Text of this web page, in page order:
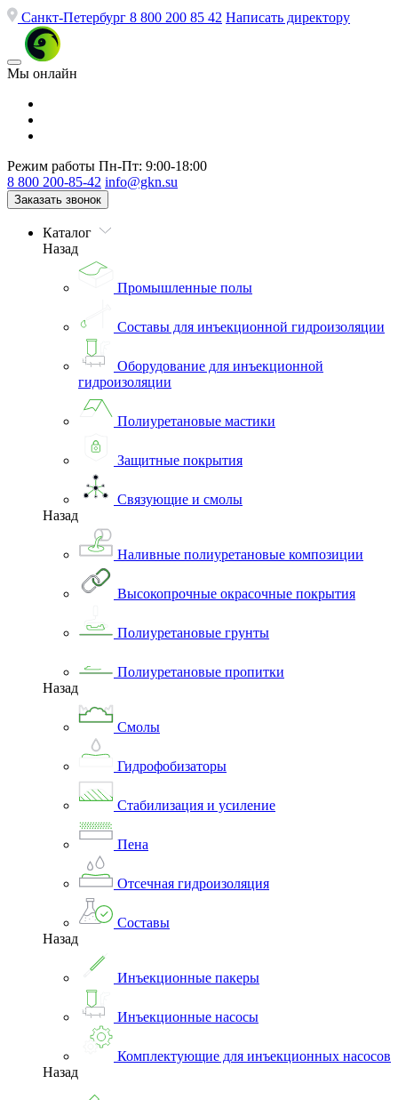
Санкт-Петербург 8 800 200 85 42 Написать директору
Мы онлайн
Режим работы Пн-Пт: 9:00-18:00
8 800 200-85-42 info@gkn.su
Заказать звонок
Каталог
Назад
Промышленные полы
Составы для инъекционной гидроизоляции
Оборудование для инъекционной
гидроизоляции
Полиуретановые мастики
Защитные покрытия
Связующие и смолы
Назад
Наливные полиуретановые композиции
Высокопрочные окрасочные покрытия
Полиуретановые грунты
Полиуретановые пропитки
Назад
Смолы
Гидрофобизаторы
Стабилизация и усиление
Пена
Отсечная гидроизоляция
Составы
Назад
Инъекционные пакеры
Инъекционные насосы
Комплектующие для инъекционных насосов
Назад